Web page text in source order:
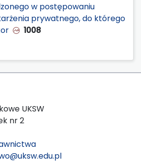
w postępowaniu
prywatnego, do którego
1008
UKSW
nr 2